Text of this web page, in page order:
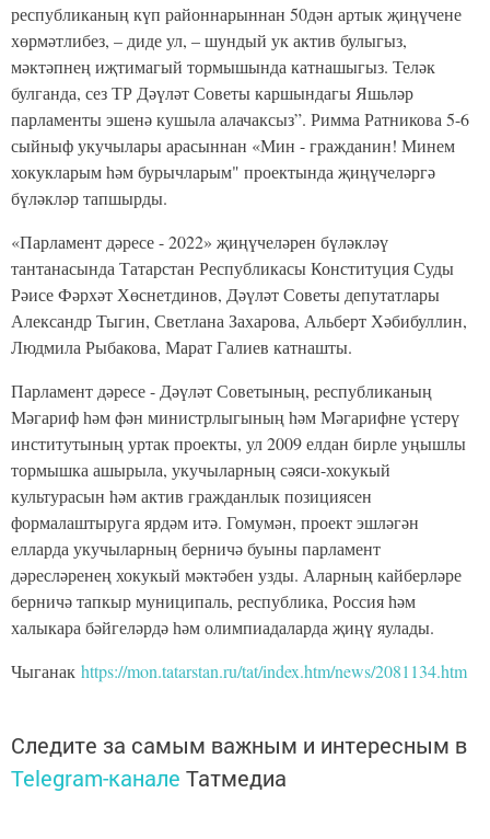
республиканың күп районнарыннан 50дән артык җиңүчене
хөрмәтлибез, – диде ул, – шундый ук актив булыгыз,
мәктәпнең иҗтимагый тормышында катнашыгыз. Теләк
булганда, сез ТР Дәүләт Советы каршындагы Яшьләр
парламенты эшенә кушыла алачаксыз”. Римма Ратникова 5-6
сыйныф укучылары арасыннан «Мин - гражданин! Минем
хокукларым һәм бурычларым" проектында җиңүчеләргә
бүләкләр тапшырды.
«Парламент дәресе - 2022» җиңүчеләрен бүләкләү
тантанасында Татарстан Республикасы Конституция Суды
Рәисе Фәрхәт Хөснетдинов, Дәүләт Советы депутатлары
Александр Тыгин, Светлана Захарова, Альберт Хәбибуллин,
Людмила Рыбакова, Марат Галиев катнашты.
Парламент дәресе - Дәүләт Советының, республиканың
Мәгариф һәм фән министрлыгының һәм Мәгарифне үстерү
институтының уртак проекты, ул 2009 елдан бирле уңышлы
тормышка ашырыла, укучыларның сәяси-хокукый
культурасын һәм актив гражданлык позициясен
формалаштыруга ярдәм итә. Гомумән, проект эшләгән
елларда укучыларның берничә буыны парламент
дәресләренең хокукый мәктәбен узды. Аларның кайберләре
берничә тапкыр муниципаль, республика, Россия һәм
халыкара бәйгеләрдә һәм олимпиадаларда җиңү яулады.
Чыганак https://mon.tatarstan.ru/tat/index.htm/news/2081134.htm
Следите за самым важным и интересным в
Telegram-канале Татмедиа